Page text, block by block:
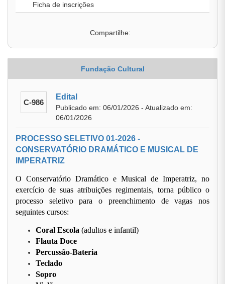
Ficha de inscrições
Compartilhe:
Fundação Cultural
C-986
Edital
Publicado em: 06/01/2026 - Atualizado em:
06/01/2026
PROCESSO SELETIVO 01-2026 -
CONSERVATÓRIO DRAMÁTICO E MUSICAL DE
IMPERATRIZ
O Conservatório Dramático e Musical de Imperatriz, no
exercício de suas atribuições regimentais, torna público o
processo seletivo para o preenchimento de vagas nos
seguintes cursos:
Coral Escola (adultos e infantil)
Flauta Doce
Percussão-Bateria
Teclado
Sopro